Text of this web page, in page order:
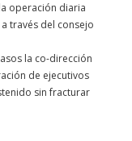
operación diaria
través del consejo
la co-dirección
de ejecutivos
sin fracturar